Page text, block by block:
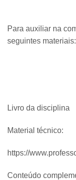
Para auxiliar na
seguintes materiais:
Livro da disciplina
Material técnico:
https://
Conteúdo